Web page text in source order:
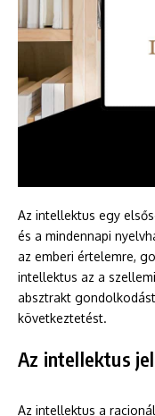
Az intellektus egy
és a mindennapi
az emberi értelemre,
intellektus az a
absztrakt
következtetést.
Az intellektus
Az intellektus a